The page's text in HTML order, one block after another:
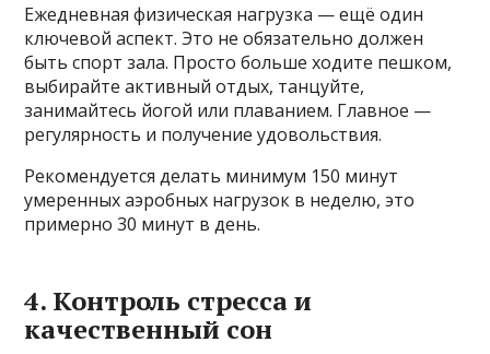
Ежедневная физическая нагрузка — ещё один
ключевой аспект. Это не обязательно должен
быть спорт зала. Просто больше ходите пешком,
выбирайте активный отдых, танцуйте,
занимайтесь йогой или плаванием. Главное —
регулярность и получение удовольствия.
Рекомендуется делать минимум 150 минут
умеренных аэробных нагрузок в неделю, это
примерно 30 минут в день.
4. Контроль стресса и
качественный сон